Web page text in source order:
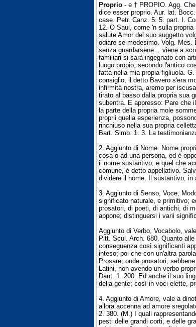
Proprio - e † PROPIO. Agg.
dice esser proprio. Aur. lat.
case. Petr. Canz. 5. 5. part. I.
12. O Saul, come 'n sulla
salute Amor del suo suggetto
odiare se medesimo. Volg.
senza guardarsene… viene a
familiari si sarà ingegnato con
luogo propio, secondo l'antico
fatta nella mia propia figliuola.
consiglio, il detto Bavero s'era
infirmità nostra, aremo per
tirato al basso dalla propria sua
subentra. E appresso: Pare che
la parte della propria mole
proprii quella esperienza,
rinchiuso nella sua propria
Bart. Simb. 1. 3. La
2. Aggiunto di Nome. Nome
cosa o ad una persona, ed è
il nome sustantivo; e quel che
comune, è detto appellativo.
dividere il nome. Il sustantivo, in
3. Aggiunto di Senso, Voce,
significato naturale, e primitivo;
prosatori, di poeti, di antichi, di
appone; distinguersi i varii
Aggiunto di Verbo, Vocabolo,
Pitt. Scul. Arch. 680. Quanto
conseguenza così significanti
inteso; poi che con un'altra
Prosare, onde prosatori,
Latini, non avendo un verbo
Dant. 1. 200. Ed anche il suo
della gente; così in voci elette,
4. Aggiunto di Amore, vale a
allora accenna ad amore
2. 380. (M.) I quali
pesti delle grandi corti, e delle